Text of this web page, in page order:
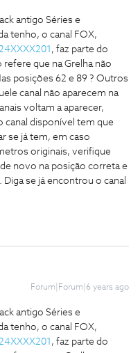
antigo Séries e
tenho, o canal FOX,
, faz parte do
que na Grelha não
posições 62 e 89 ? Outros
canal não aparecem na
voltam a aparecer,
disponível tem que
se já tem, em caso
originais, verifique
novo na posição correta e
se já encontrou o canal
Forum|Forum|6 years ago
antigo Séries e
tenho, o canal FOX,
, faz parte do